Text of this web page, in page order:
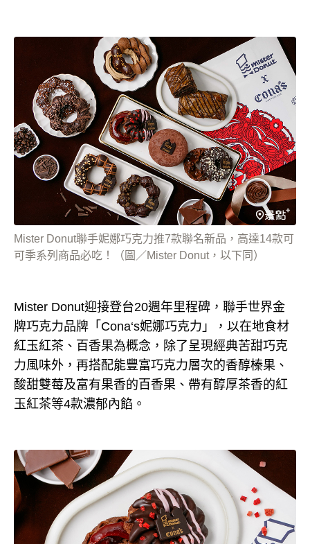
Mister Donut聯手妮娜巧克力推7款聯名新品，高達14款可
可季系列商品必吃！（圖／Mister Donut，以下同）
Mister Donut迎接登台20週年里程碑，聯手世界金
牌巧克力品牌「Cona‘s妮娜巧克力」，以在地食材
紅玉紅茶、百香果為概念，除了呈現經典苦甜巧克
力風味外，再搭配能豐富巧克力層次的香醇榛果、
酸甜雙莓及富有果香的百香果、帶有醇厚茶香的紅
玉紅茶等4款濃郁內餡。